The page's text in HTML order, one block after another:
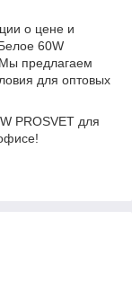
о цене и
60W
предлагаем
для оптовых
PROSVET для